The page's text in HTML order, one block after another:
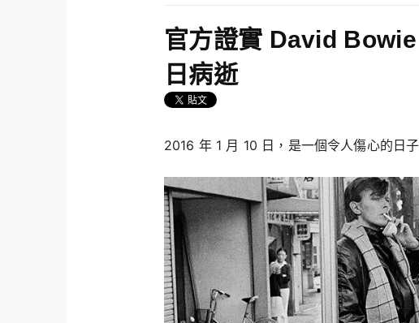
官方證實 David
日病逝
2016 年 1 月 10 日，是一個令人傷心的日子